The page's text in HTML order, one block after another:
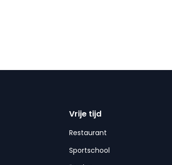
Vrije tijd
Restaurant
Sportschool